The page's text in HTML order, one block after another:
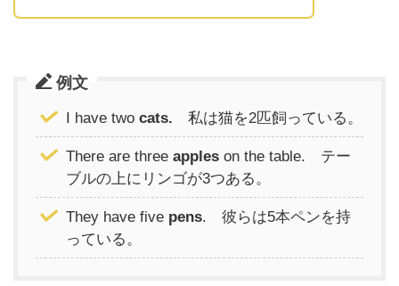
例文
I have two cats. 私は猫を2匹飼っている。
There are three apples on the table. テー
ブルの上にリンゴが3つある。
They have five pens. 彼らは5本ペンを持
っている。